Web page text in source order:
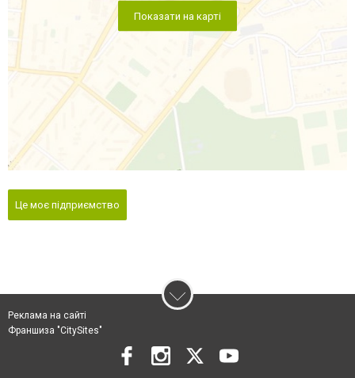
Показати на карті
Це моє підприємство
Реклама на сайті
Франшиза "CitySites"